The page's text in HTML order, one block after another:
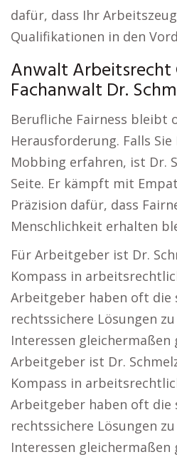
dafür, dass Ihr
Qualifikationen in den
Anwalt Arbeitsrecht
Fachanwalt Dr.
Berufliche Fairness bleibt
Herausforderung. Falls
Mobbing erfahren, ist Dr.
Seite. Er kämpft mit
Präzision dafür, dass
Menschlichkeit erhalten
Für Arbeitgeber ist Dr.
Kompass in
Arbeitgeber haben oft die
rechtssichere Lösungen
Interessen gleichermaßen
Arbeitgeber ist Dr.
Kompass in
Arbeitgeber haben oft die
rechtssichere Lösungen
Interessen gleichermaßen